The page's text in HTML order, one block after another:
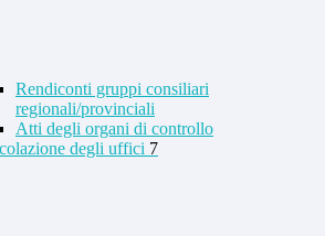
Rendiconti gruppi consiliari
regionali/provinciali
Atti degli organi di controllo
degli uffici 7